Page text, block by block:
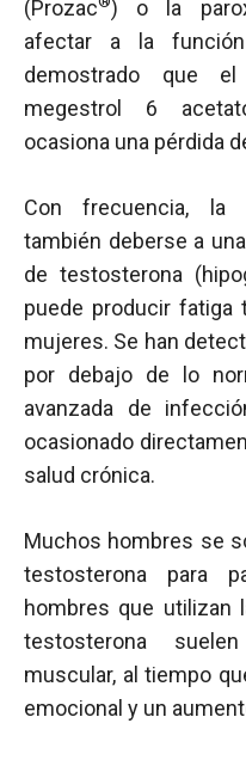
(Prozac ) o la
afectar a la
demostrado que
megestrol 6
ocasiona una pérdida
Con frecuencia, la
también deberse a
de testosterona
puede producir fatiga
mujeres. Se han
por debajo de lo
avanzada de
ocasionado
salud crónica.
Muchos hombres se
testosterona para
hombres que utilizan
testosterona
muscular, al tiempo
emocional y un